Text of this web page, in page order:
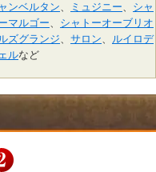
ンベルタン、 ミュジニー、 シャ
マルゴー、 シャトーオーブリオ
ズグランジ、 サロン、 ルイロデ
ルなど